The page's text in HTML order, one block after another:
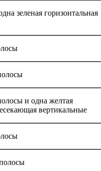
зеленая горизонтальная
и одна желтая
вертикальные